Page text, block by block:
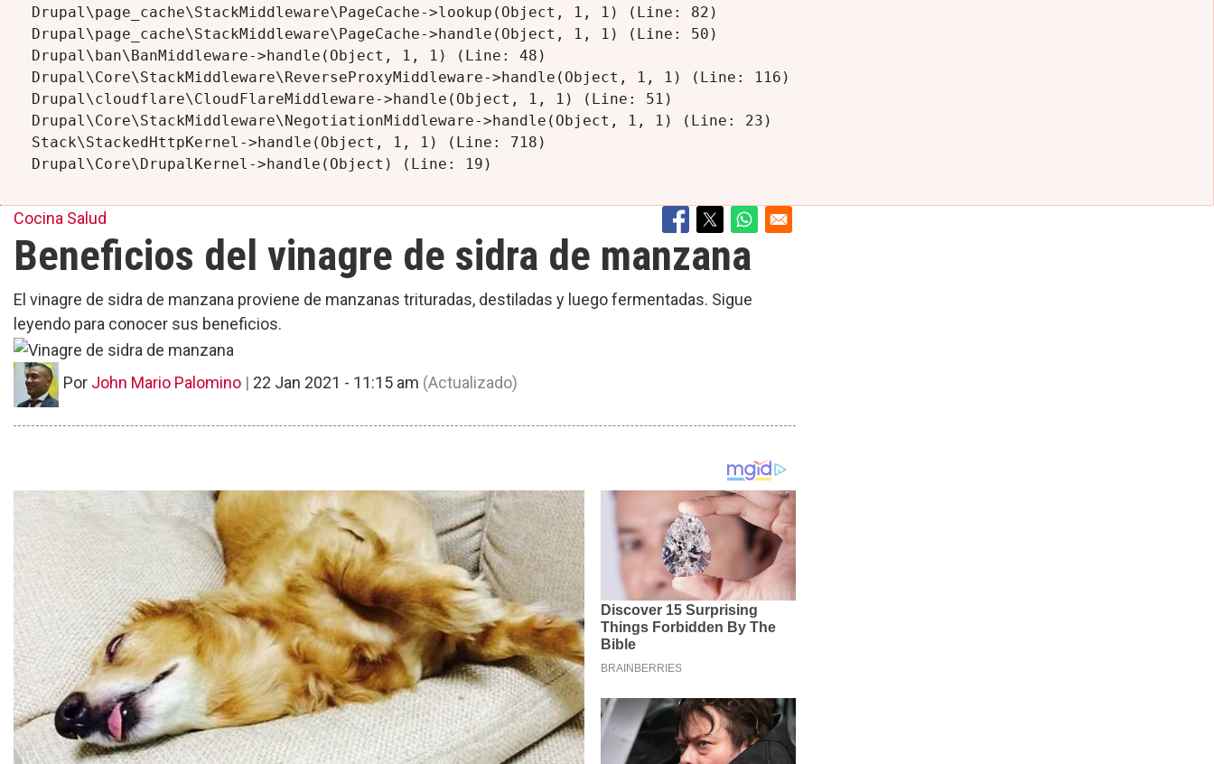
Drupal\page_cache\StackMiddleware\PageCache->lookup(Object, 1, 1) (Line: 82)
Drupal\page_cache\StackMiddleware\PageCache->handle(Object, 1, 1) (Line: 50)
Drupal\ban\BanMiddleware->handle(Object, 1, 1) (Line: 48)
Drupal\Core\StackMiddleware\ReverseProxyMiddleware->handle(Object, 1, 1) (Line: 116)
Drupal\cloudflare\CloudFlareMiddleware->handle(Object, 1, 1) (Line: 51)
Drupal\Core\StackMiddleware\NegotiationMiddleware->handle(Object, 1, 1) (Line: 23)
Stack\StackedHttpKernel->handle(Object, 1, 1) (Line: 718)
Cocina Salud
Beneficios del vinagre de sidra de manzana
El vinagre de sidra de manzana proviene de manzanas trituradas, destiladas y luego fermentadas. Sigue
leyendo para conocer sus beneficios.
Por John Mario Palomino | 22 Jan 2021 - 11:15 am (Actualizado)